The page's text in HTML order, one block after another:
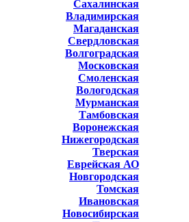
Сахалинская
Владимирская
Магаданская
Свердловская
Волгоградская
Московская
Смоленская
Вологодская
Мурманская
Тамбовская
Воронежская
Нижегородская
Тверская
Еврейская АО
Новгородская
Томская
Ивановская
Новосибирская